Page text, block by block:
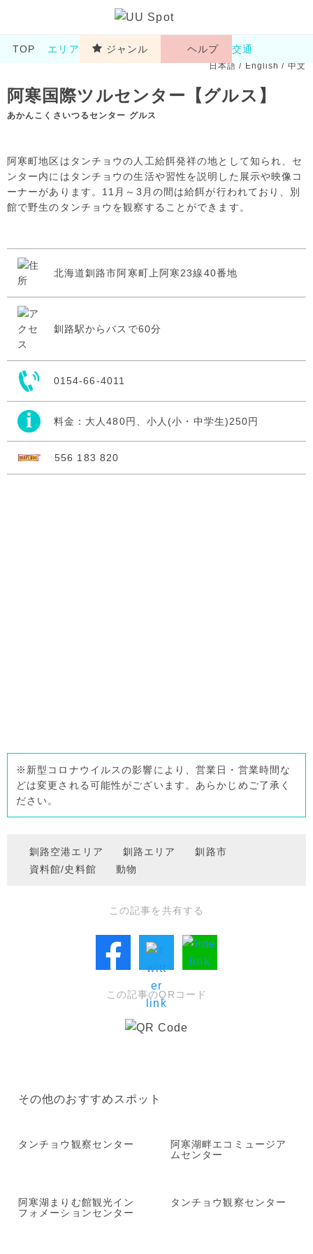
TOP エリア ジャンル ヘルプ 交通
日本語 / English / 中文
阿寒国際ツルセンター【グルス】
あかんこくさいつるセンター グルス
阿寒町地区はタンチョウの人工給餌発祥の地として知られ、セ
ンター内にはタンチョウの生活や習性を説明した展示や映像コ
ーナーがあります。11月～3月の間は給餌が行われており、別
館で野生のタンチョウを観察することができます。
北海道釧路市阿寒町上阿寒23線40番地
釧路駅からバスで60分
0154-66-4011
料金：大人480円、小人(小・中学生)250円
556 183 820
※新型コロナウイルスの影響により、営業日・営業時間な
どは変更される可能性がございます。あらかじめご了承く
ださい。
釧路空港エリア 釧路エリア
釧路市
資料館/史料館
動物
この記事を共有する
この記事のQRコード
その他のおすすめスポット
タンチョウ観察センター
阿寒湖畔エコミュージア
ムセンター
阿寒湖まりむ館観光イン
フォメーションセンター
タンチョウ観察センター